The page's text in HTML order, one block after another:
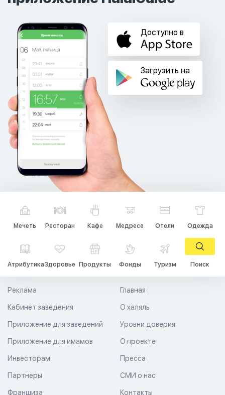
Доступно в
Загрузить на
Мечеть Ресторан Кафе Медресе Отели Одежда
АтрибутикаЗдоровье Продукты Фонды Туризм Поиск
Главная
О халяль
Уровни доверия
Реклама
Кабинет заведения
Приложение для заведений
Приложение для имамов О проекте
Пресса
СМИ о нас
Контакты
Инвесторам
Партнеры
Франшиза